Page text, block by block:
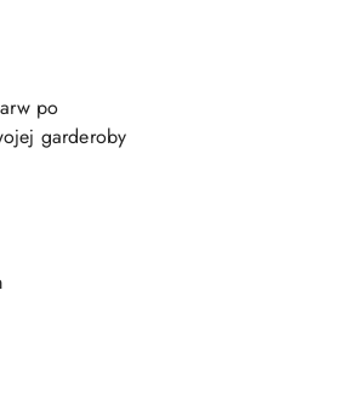
po
garderoby